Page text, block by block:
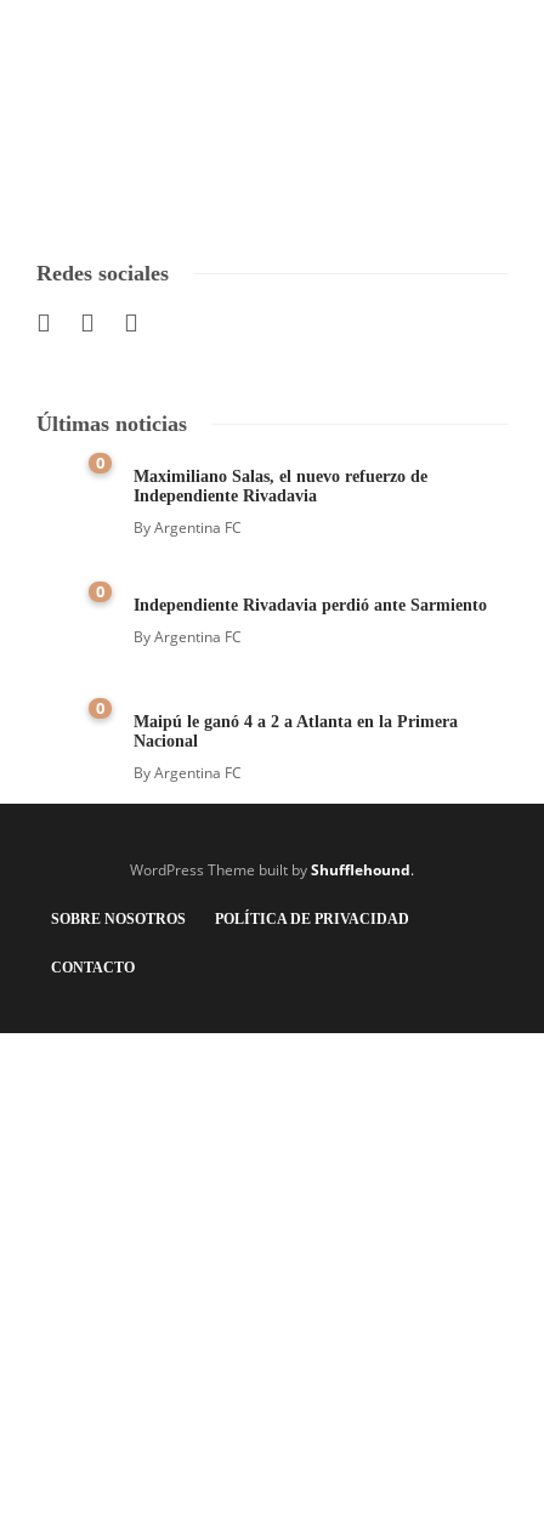
Redes sociales
Últimas noticias
0
Maximiliano Salas, el nuevo refuerzo de
Independiente Rivadavia
ByArgentina FC
0
Independiente Rivadavia perdió ante Sarmiento
ByArgentina FC
0
Maipú le ganó 4 a 2 a Atlanta en la Primera
Nacional
ByArgentina FC
WordPress Theme built byShufflehound.
SOBRE NOSOTROS POLÍTICA DE PRIVACIDAD
CONTACTO